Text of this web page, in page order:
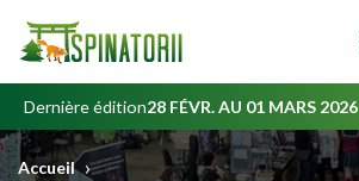
principal
Dernière édition28 FÉVR. AU 01 MARS 2026
Accueil ›